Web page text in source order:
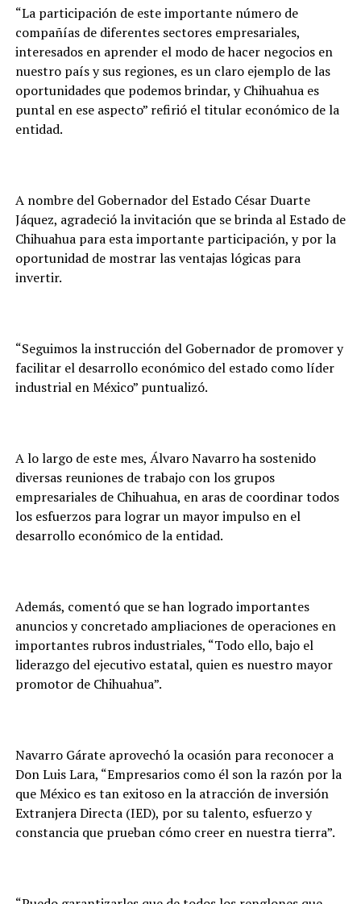
“La participación de este importante número de
compañías de diferentes sectores empresariales,
interesados en aprender el modo de hacer negocios en
nuestro país y sus regiones, es un claro ejemplo de las
oportunidades que podemos brindar, y Chihuahua es
puntal en ese aspecto” refirió el titular económico de la
entidad.
A nombre del Gobernador del Estado César Duarte
Jáquez, agradeció la invitación que se brinda al Estado de
Chihuahua para esta importante participación, y por la
oportunidad de mostrar las ventajas lógicas para
invertir.
“Seguimos la instrucción del Gobernador de promover y
facilitar el desarrollo económico del estado como líder
industrial en México” puntualizó.
A lo largo de este mes, Álvaro Navarro ha sostenido
diversas reuniones de trabajo con los grupos
empresariales de Chihuahua, en aras de coordinar todos
los esfuerzos para lograr un mayor impulso en el
desarrollo económico de la entidad.
Además, comentó que se han logrado importantes
anuncios y concretado ampliaciones de operaciones en
importantes rubros industriales, “Todo ello, bajo el
liderazgo del ejecutivo estatal, quien es nuestro mayor
promotor de Chihuahua”.
Navarro Gárate aprovechó la ocasión para reconocer a
Don Luis Lara, “Empresarios como él son la razón por la
que México es tan exitoso en la atracción de inversión
Extranjera Directa (IED), por su talento, esfuerzo y
constancia que prueban cómo creer en nuestra tierra”.